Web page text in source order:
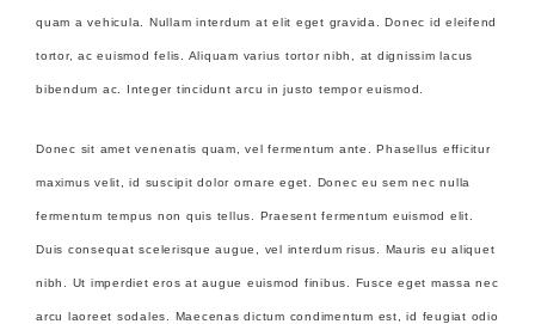
quam a vehicula. Nullam interdum at elit eget gravida. Donec id eleifend
tortor, ac euismod felis. Aliquam varius tortor nibh, at dignissim lacus
bibendum ac. Integer tincidunt arcu in justo tempor euismod.
Donec sit amet venenatis quam, vel fermentum ante. Phasellus efficitur
maximus velit, id suscipit dolor ornare eget. Donec eu sem nec nulla
fermentum tempus non quis tellus. Praesent fermentum euismod elit.
Duis consequat scelerisque augue, vel interdum risus. Mauris eu aliquet
nibh. Ut imperdiet eros at augue euismod finibus. Fusce eget massa nec
arcu laoreet sodales. Maecenas dictum condimentum est, id feugiat odio